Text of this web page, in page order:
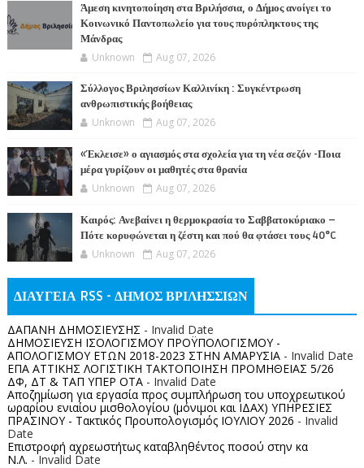
Άμεση κινητοποίηση στα Βριλήσσια, ο Δήμος ανοίγει το
Κοινωνικό Παντοπωλείο για τους πυρόπληκτους της
Μάνδρας
Unknown Aug 07, 2026
Σύλλογος Βριλησσίων Καλλινίκη : Συγκέντρωση
ανθρωπιστικής βοήθειας
Unknown Aug 07, 2026
«Έκλεισε» ο αγιασμός στα σχολεία για τη νέα σεζόν -Ποια
μέρα γυρίζουν οι μαθητές στα θρανία
Unknown Aug 07, 2026
Καιρός: Ανεβαίνει η θερμοκρασία το Σαββατοκύριακο –
Πότε κορυφώνεται η ζέστη και πού θα φτάσει τους 40°C
Unknown Aug 07, 2026
ΔΙΑΥΓΕΙΑ RSS - ΔΗΜΟΣ ΒΡΙΛΗΣΣΙΩΝ
ΔΑΠΑΝΗ ΔΗΜΟΣΙΕΥΣΗΣ - Invalid Date
ΔΗΜΟΣΙΕΥΣΗ ΙΣΟΛΟΓΙΣΜΟΥ ΠΡΟΫΠΟΛΟΓΙΣΜΟΥ -
ΑΠΟΛΟΓΙΣΜΟΥ ΕΤΩΝ 2018-2023 ΣΤΗΝ ΑΜΑΡΥΣΙΑ- Invalid Date
ΕΠΑ ΑΤΤΙΚΗΣ ΛΟΓΙΣΤΙΚΗ ΤΑΚΤΟΠΟΙΗΣΗ ΠΡΟΜΗΘΕΙΑΣ 5/26
ΔΦ, ΔΤ & ΤΑΠ ΥΠΕΡ ΟΤΑ- Invalid Date
Αποζημίωση για εργασία προς συμπλήρωση του υποχρεωτικού
ωραρίου ενιαίου μισθολογίου (μόνιμοι και ΙΔΑΧ) ΥΠΗΡΕΣΙΕΣ
ΠΡΑΣΙΝΟΥ - Τακτικός Προυπολογισμός ΙΟΥΛΙΟΥ 2026 - Invalid
Date
Επιστροφή αχρεωστήτως καταβληθέντος ποσoύ στην κα
Ν.Λ. - Invalid Date